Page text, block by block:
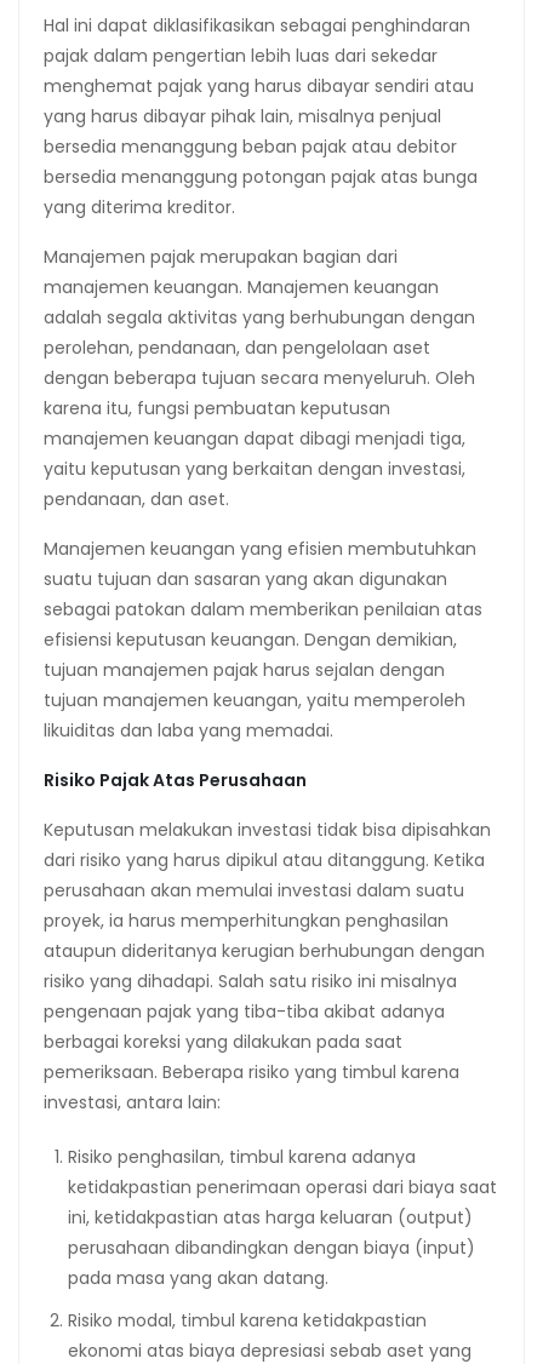
Hal ini dapat diklasifikasikan sebagai penghindaran
pajak dalam pengertian lebih luas dari sekedar
menghemat pajak yang harus dibayar sendiri atau
yang harus dibayar pihak lain, misalnya penjual
bersedia menanggung beban pajak atau debitor
bersedia menanggung potongan pajak atas bunga
yang diterima kreditor.
Manajemen pajak merupakan bagian dari
manajemen keuangan. Manajemen keuangan
adalah segala aktivitas yang berhubungan dengan
perolehan, pendanaan, dan pengelolaan aset
dengan beberapa tujuan secara menyeluruh. Oleh
karena itu, fungsi pembuatan keputusan
manajemen keuangan dapat dibagi menjadi tiga,
yaitu keputusan yang berkaitan dengan investasi,
pendanaan, dan aset.
Manajemen keuangan yang efisien membutuhkan
suatu tujuan dan sasaran yang akan digunakan
sebagai patokan dalam memberikan penilaian atas
efisiensi keputusan keuangan. Dengan demikian,
tujuan manajemen pajak harus sejalan dengan
tujuan manajemen keuangan, yaitu memperoleh
likuiditas dan laba yang memadai.
Risiko Pajak Atas Perusahaan
Keputusan melakukan investasi tidak bisa dipisahkan
dari risiko yang harus dipikul atau ditanggung. Ketika
perusahaan akan memulai investasi dalam suatu
proyek, ia harus memperhitungkan penghasilan
ataupun dideritanya kerugian berhubungan dengan
risiko yang dihadapi. Salah satu risiko ini misalnya
pengenaan pajak yang tiba-tiba akibat adanya
berbagai koreksi yang dilakukan pada saat
pemeriksaan. Beberapa risiko yang timbul karena
investasi, antara lain:
Risiko penghasilan, timbul karena adanya
ketidakpastian penerimaan operasi dari biaya saat
ini, ketidakpastian atas harga keluaran (output)
perusahaan dibandingkan dengan biaya (input)
pada masa yang akan datang.
Risiko modal, timbul karena ketidakpastian
ekonomi atas biaya depresiasi sebab aset yang